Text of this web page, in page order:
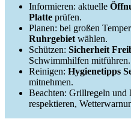
Informieren: aktuelle
Platte prüfen.
Planen: bei großen
Ruhrgebiet wählen.
Schützen: Sicherheit
Schwimmhilfen mitführen.
Reinigen: Hygienetipps
mitnehmen.
Beachten: Grillregeln und
respektieren,